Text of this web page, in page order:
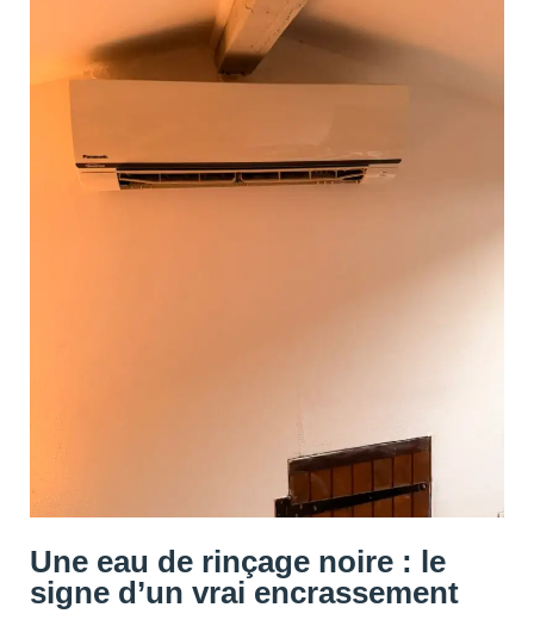
Une eau de rinçage noire : le
signe d’un vrai encrassement